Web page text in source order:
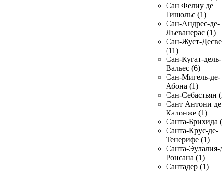
Сан Фелиу де
Гишольс (1)
Сан-Андрес-де-
Льеванерас (1)
Сан-Жуст-
(11)
Сан-Кугат-дель-
Вальес (6)
Сан-Мигель-де-
Абона (1)
Сан-Себастьян
Сант Антони де
Калонже (1)
Санта-Брихида
Санта-Крус-де-
Тенерифе (1)
Санта-Эулалия-
Ронсана (1)
Сантадер (1)